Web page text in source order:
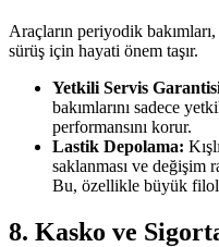
Araçların periyodik
sürüş için hayati önem taşır.
Yetkili Servis
bakımlarını sadece
performansını korur.
Lastik Depolama:
saklanması ve değişim
Bu, özellikle büyük
8. Kasko ve